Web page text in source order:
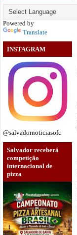
Powered by
Translate
INSTAGRAM
@salvadornoticiasofc
Salvador receberá
competição
internacional de
pizza